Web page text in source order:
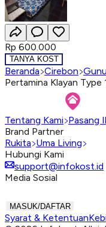
Rp 600.000
TANYA KOST
Beranda Cirebon
Pertamina Klayan Type
Tentang Kami Pasang
Brand Partner
Rukita Uma Living
Hubungi Kami
support@infokost.id
Media Sosial
MASUK/DAFTAR
Syarat & Ketentuan